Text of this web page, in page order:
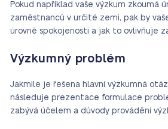
Pokud například vaše výzkum zkoumá
zaměstnanců v určité zemi, pak by
úrovně spokojenosti a jak to ovlivňuje
Výzkumný problém
Jakmile je řešena hlavní výzkumná
následuje prezentace formulace
zabývá účelem a důvody provádění